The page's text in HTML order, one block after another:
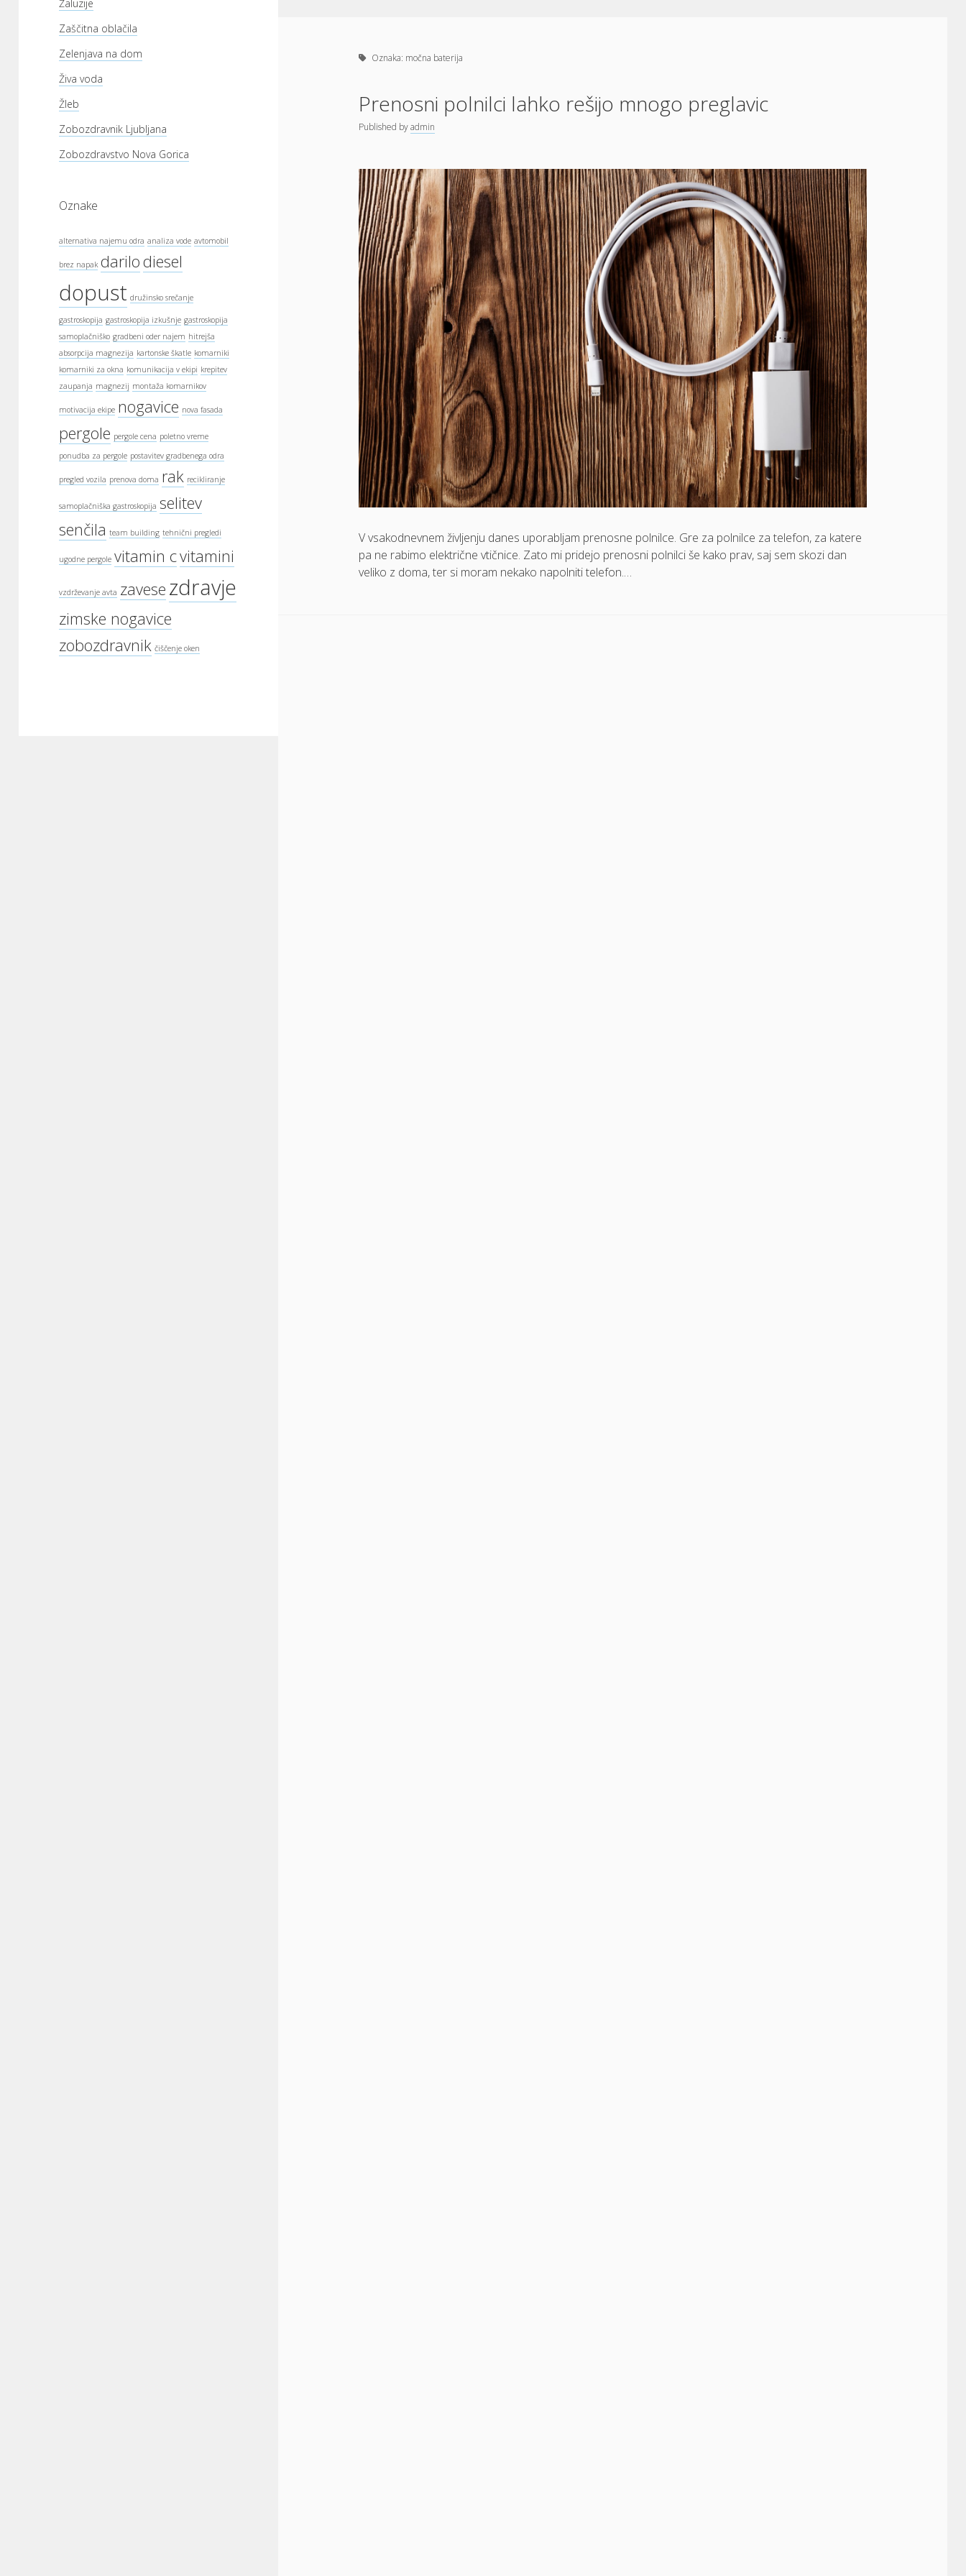
Žaluzije
Zaščitna oblačila
Zelenjava na dom
Živa voda
Žleb
Zobozdravnik Ljubljana
Zobozdravstvo Nova Gorica
Oznake
alternativa najemu odra analiza vode avtomobil
brez napak darilodiesel
dopust družinsko srečanje
gastroskopija gastroskopija izkušnje gastroskopija
samoplačniško gradbeni oder najem hitrejša
absorpcija magnezija kartonske škatle komarniki
komarniki za okna komunikacija v ekipi krepitev
zaupanja magnezij montaža komarnikov
motivacija ekipe nogavice nova fasada
pergole pergole cena poletno vreme
ponudba za pergole postavitev gradbenega odra
pregled vozila prenova doma rak recikliranje
samoplačniška gastroskopija selitev
senčila team building tehnični pregledi
ugodne pergole vitamin cvitamini
vzdrževanje avta zavese zdravje
zimske nogavice
zobozdravnik čiščenje oken
Oznaka: močna baterija
Prenosni polnilci lahko rešijo mnogo preglavic
Published byadmin
V vsakodnevnem življenju danes uporabljam prenosne polnilce. Gre za polnilce za telefon, za katere
pa ne rabimo električne vtičnice. Zato mi pridejo prenosni polnilci še kako prav, saj sem skozi dan
veliko z doma, ter si moram nekako napolniti telefon.…